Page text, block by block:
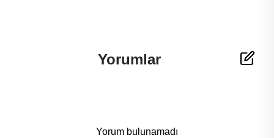
Yorumlar
Yorum bulunamadı